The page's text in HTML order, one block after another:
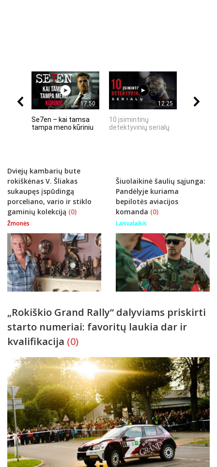
17:50
Se7en – kai tamsa
tampa meno kūriniu
12:25
10 įsimintinų
detektyvinių serialų
Dviejų kambarių bute
rokiškėnas V. Šliakas
sukaupęs įspūdingą
porceliano, vario ir stiklo
gaminių kolekciją (0)
Žmonės
Šiuolaikinė šaulių sąjunga:
Pandėlyje kuriama
bepilotės aviacijos
komanda (0)
Laisvalaikis
„Rokiškio Grand Rally“ dalyviams priskirti
starto numeriai: favoritų laukia dar ir
kvalifikacija (0)